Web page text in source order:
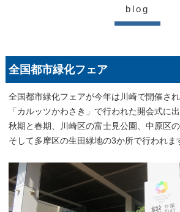
blog
全国都市緑化フェア
全国都市緑化フェアが今年は川崎で開催さ
「カルッツかわさき」で行われた開会式に出
秋期と春期、川崎区の富士見公園、中原区
そして多摩区の生田緑地の3か所で行われま